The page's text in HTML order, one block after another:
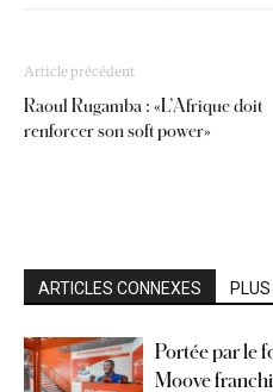
Article précédent
Raoul Rugamba : «L’Afrique doit
renforcer son soft power»
ARTICLES CONNEXES
Portée par le
Moove